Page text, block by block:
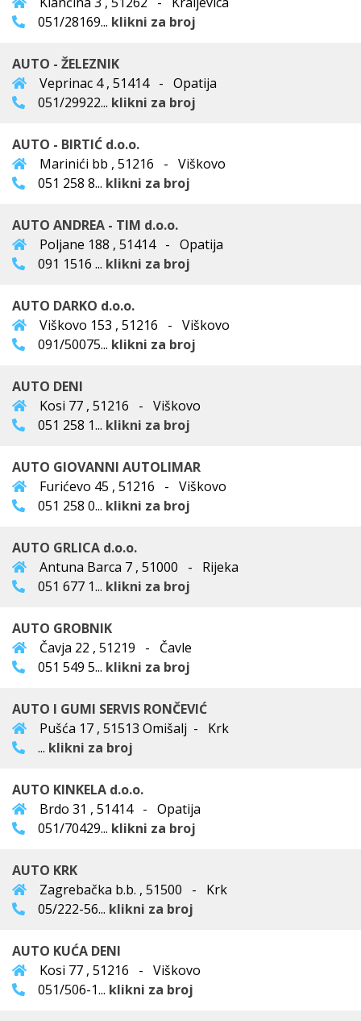
051/28169... klikni za broj
AUTO - ŽELEZNIK
Veprinac 4 , 51414 - Opatija
051/29922... klikni za broj
AUTO - BIRTIĆ d.o.o.
Marinići bb , 51216 - Viškovo
051 258 8... klikni za broj
AUTO ANDREA - TIM d.o.o.
Poljane 188 , 51414 - Opatija
091 1516 ... klikni za broj
AUTO DARKO d.o.o.
Viškovo 153 , 51216 - Viškovo
091/50075... klikni za broj
AUTO DENI
Kosi 77 , 51216 - Viškovo
051 258 1... klikni za broj
AUTO GIOVANNI AUTOLIMAR
Furićevo 45 , 51216 - Viškovo
051 258 0... klikni za broj
AUTO GRLICA d.o.o.
Antuna Barca 7 , 51000 - Rijeka
051 677 1... klikni za broj
AUTO GROBNIK
Čavja 22 , 51219 - Čavle
051 549 5... klikni za broj
AUTO I GUMI SERVIS RONČEVIĆ
Pušća 17 , 51513 Omišalj - Krk
... klikni za broj
AUTO KINKELA d.o.o.
Brdo 31 , 51414 - Opatija
051/70429... klikni za broj
AUTO KRK
Zagrebačka b.b. , 51500 - Krk
05/222-56... klikni za broj
AUTO KUĆA DENI
Kosi 77 , 51216 - Viškovo
051/506-1... klikni za broj